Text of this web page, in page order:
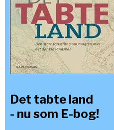
Det tabte land
- nu som E-bog!